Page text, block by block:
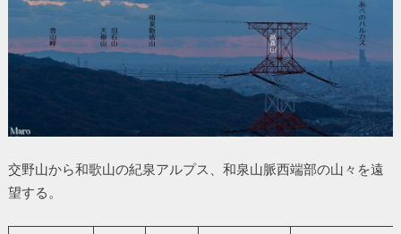
交野山から和歌山の紀泉アルプス、和泉山脈西端部の山々を遠
望する。